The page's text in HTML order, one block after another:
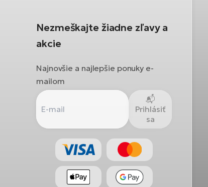
Nezmeškajte žiadne zľavy a
akcie
Najnovšie a najlepšie ponuky e-
mailom
Prihlásiť
sa